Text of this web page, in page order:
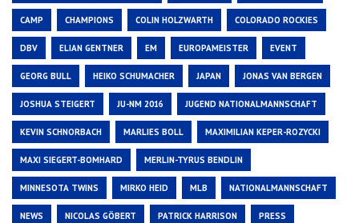
CAMP CHAMPIONS COLIN HOLZWARTH COLORADO ROCKIES
DBV ELIAN GENTNER EM EUROPAMEISTER EVENT
GEORG BULL HEIKO SCHUMACHER JAPAN JONAS VAN BERGEN
JOSHUA STEIGERT JU-NM 2016 JUGEND NATIONALMANNSCHAFT
KEVIN SCHNORBACH MARLIES BOLL MAXIMILIAN KEPER-ROZYCKI
MAXI SIEGERT-BOMHARD MERLIN-TYRUS BENDLIN
MINNESOTA TWINS MIRKO HEID MLB NATIONALMANNSCHAFT
NEWS NICOLAS GÖBERT PATRICK HARRISON PRESS